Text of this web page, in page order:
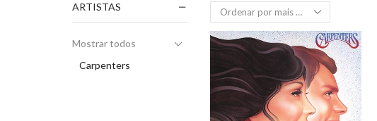
ARTISTAS
Mostrar todos
Carpenters